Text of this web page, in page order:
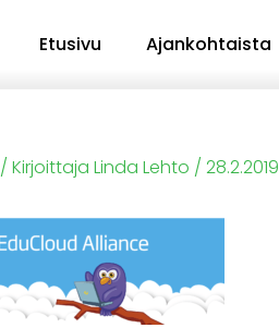
Etusivu Ajankohtaista
/ Kirjoittaja Linda Lehto / 28.2.2019